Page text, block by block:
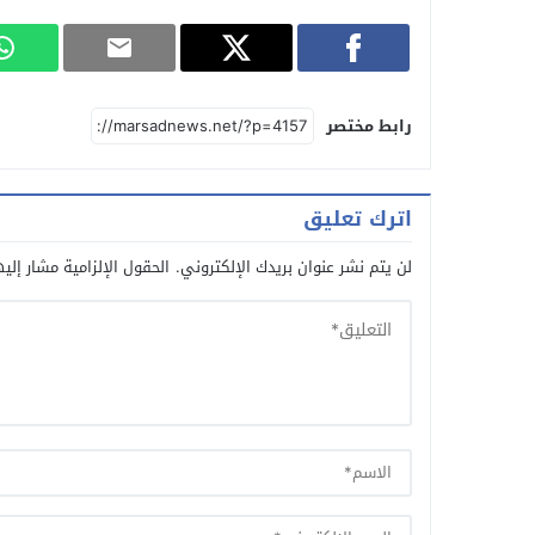
رابط مختصر
اترك تعليق
لن يتم نشر عنوان بريدك الإلكتروني. الحقول الإلزامية مشار